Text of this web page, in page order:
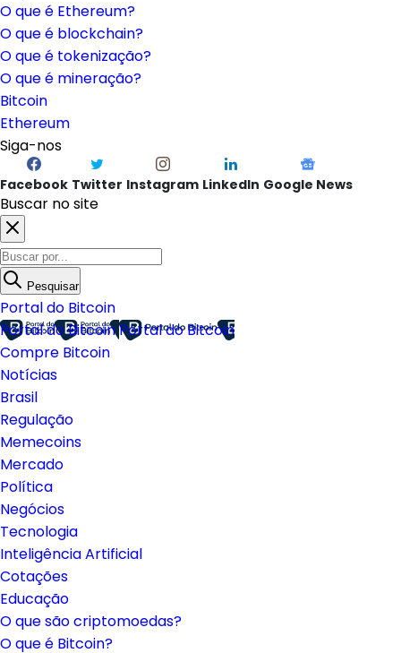
O que é Ethereum?
O que é blockchain?
O que é tokenização?
O que é mineração?
Bitcoin
Ethereum
Siga-nos
Facebook Twitter Instagram LinkedIn Google News
Buscar no site
Pesquisar
Portal do Bitcoin
Portal do BitcoinPortal do Bitcoin
Compre Bitcoin
Notícias
Brasil
Regulação
Memecoins
Mercado
Política
Negócios
Tecnologia
Inteligência Artificial
Cotações
Educação
O que são criptomoedas?
O que é Bitcoin?